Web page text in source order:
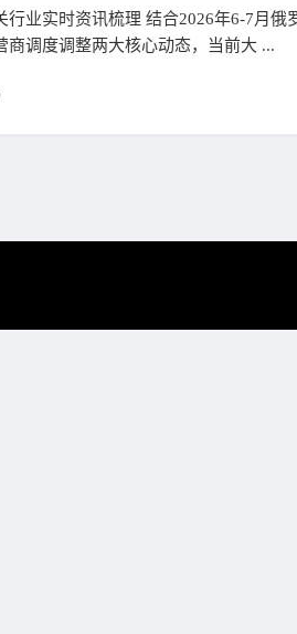
行业实时资讯梳理 结合2026年6-7月俄
商调度调整两大核心动态，当前大 ...